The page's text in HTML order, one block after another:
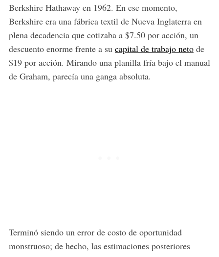
Berkshire Hathaway en 1962. En ese momento,
Berkshire era una fábrica textil de Nueva Inglaterra en
plena decadencia que cotizaba a $7.50 por acción, un
descuento enorme frente a su capital de trabajo netode
$19 por acción. Mirando una planilla fría bajo el manual
de Graham, parecía una ganga absoluta.
Terminó siendo un error de costo de oportunidad
monstruoso; de hecho, las estimaciones posteriores